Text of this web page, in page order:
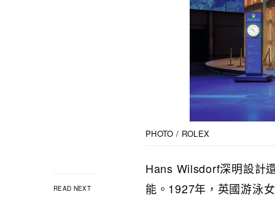
READ NEXT
PHOTO / ROLEX
Hans Wilsdorf深明設計
能。1927年，英國游泳